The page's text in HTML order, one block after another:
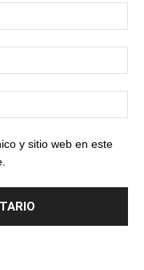
y sitio web en este